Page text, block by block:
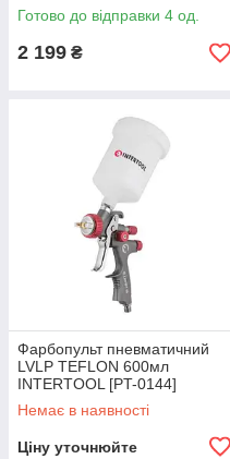
Готово до відправки 4 од.
2 199 ₴
Фарбопульт пневматичний
LVLP TEFLON 600мл
INTERTOOL [PT-0144]
Немає в наявності
Ціну уточнюйте